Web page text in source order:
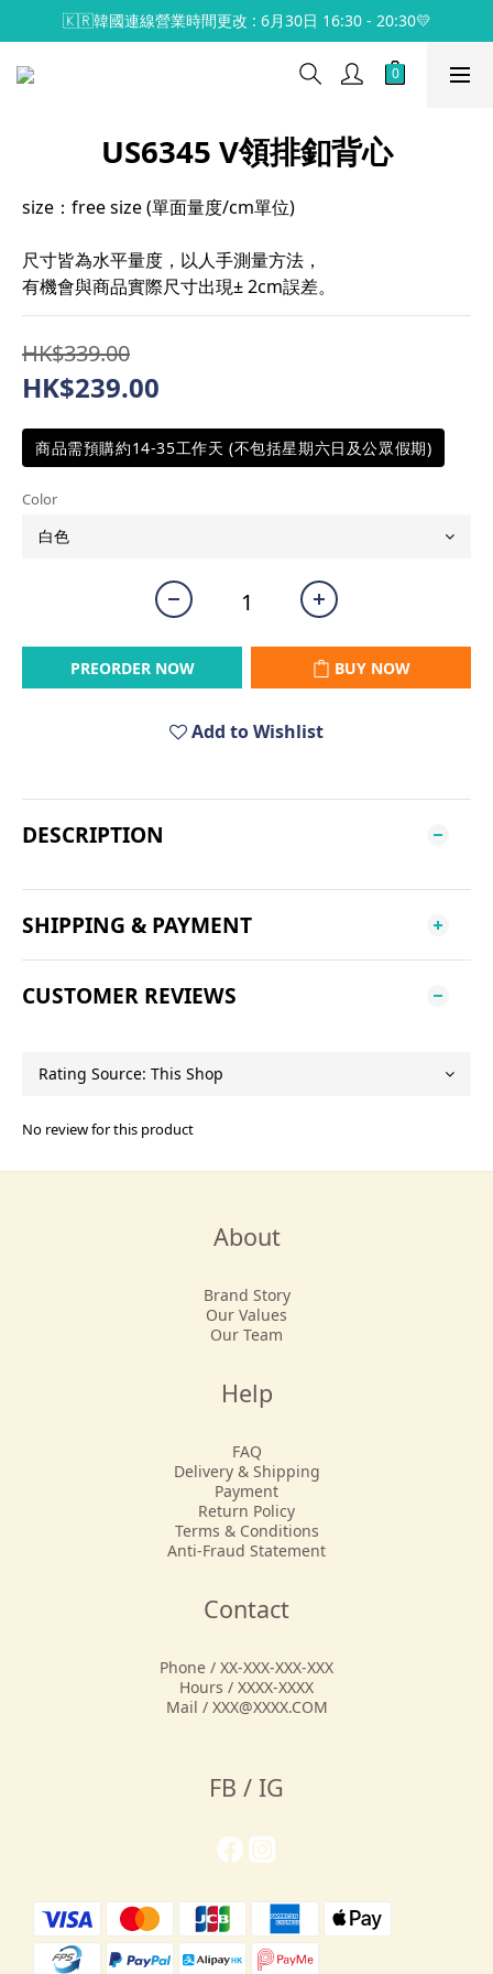
🇰🇷韓國連線營業時間更改 : 6月30日 16:30 - 20:30💛
US6345 V領排釦背心
size：free size (單面量度/cm單位)
尺寸皆為水平量度，以人手測量方法，
有機會與商品實際尺寸出現± 2cm誤差。
HK$339.00
HK$239.00
商品需預購約14-35工作天 (不包括星期六日及公眾假期)
Color
PREORDER NOW BUY NOW
Add to Wishlist
DESCRIPTION
SHIPPING & PAYMENT
CUSTOMER REVIEWS
No review for this product
About
Brand Story
Our Values
Our Team
Help
FAQ
Delivery & Shipping
Payment
Return Policy
Terms & Conditions
Anti-Fraud Statement
Contact
Phone / XX-XXX-XXX-XXX
Hours / XXXX-XXXX
Mail / XXX@XXXX.COM
FB / IG